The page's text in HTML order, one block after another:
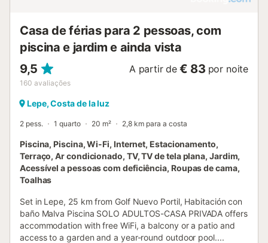
Casa de férias para 2 pessoas, com
piscina e jardim e ainda vista
9,5
160 avaliações
A partir de € 83 por noite
Lepe, Costa de la luz
2 pess. 1 quarto 20 m² 2,8 km para a costa
Piscina, Piscina, Wi-Fi, Internet, Estacionamento,
Terraço, Ar condicionado, TV, TV de tela plana, Jardim,
Acessível a pessoas com deficiência, Roupas de cama,
Toalhas
Set in Lepe, 25 km from Golf Nuevo Portil, Habitación con
baño Malva Piscina SOLO ADULTOS-CASA PRIVADA offers
accommodation with free WiFi, a balcony or a patio and
access to a garden and a year-round outdoor pool....